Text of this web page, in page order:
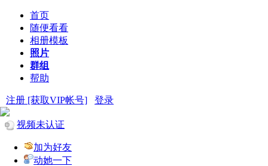
首页
随便看看
相册模板
照片
群组
帮助
注册 [获取VIP帐号] 登录
视频未认证
加为好友
动她一下